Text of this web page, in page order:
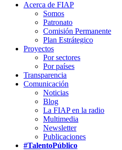
Acerca de FIAP
Somos
Patronato
Comisión Permanente
Plan Estrátegico
Proyectos
Por sectores
Por países
Transparencia
Comunicación
Noticias
Blog
La FIAP en la radio
Multimedia
Newsletter
Publicaciones
#TalentoPúblico